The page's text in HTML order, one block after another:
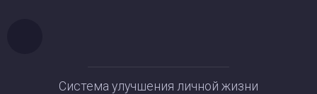
Система улучшения личной жизни